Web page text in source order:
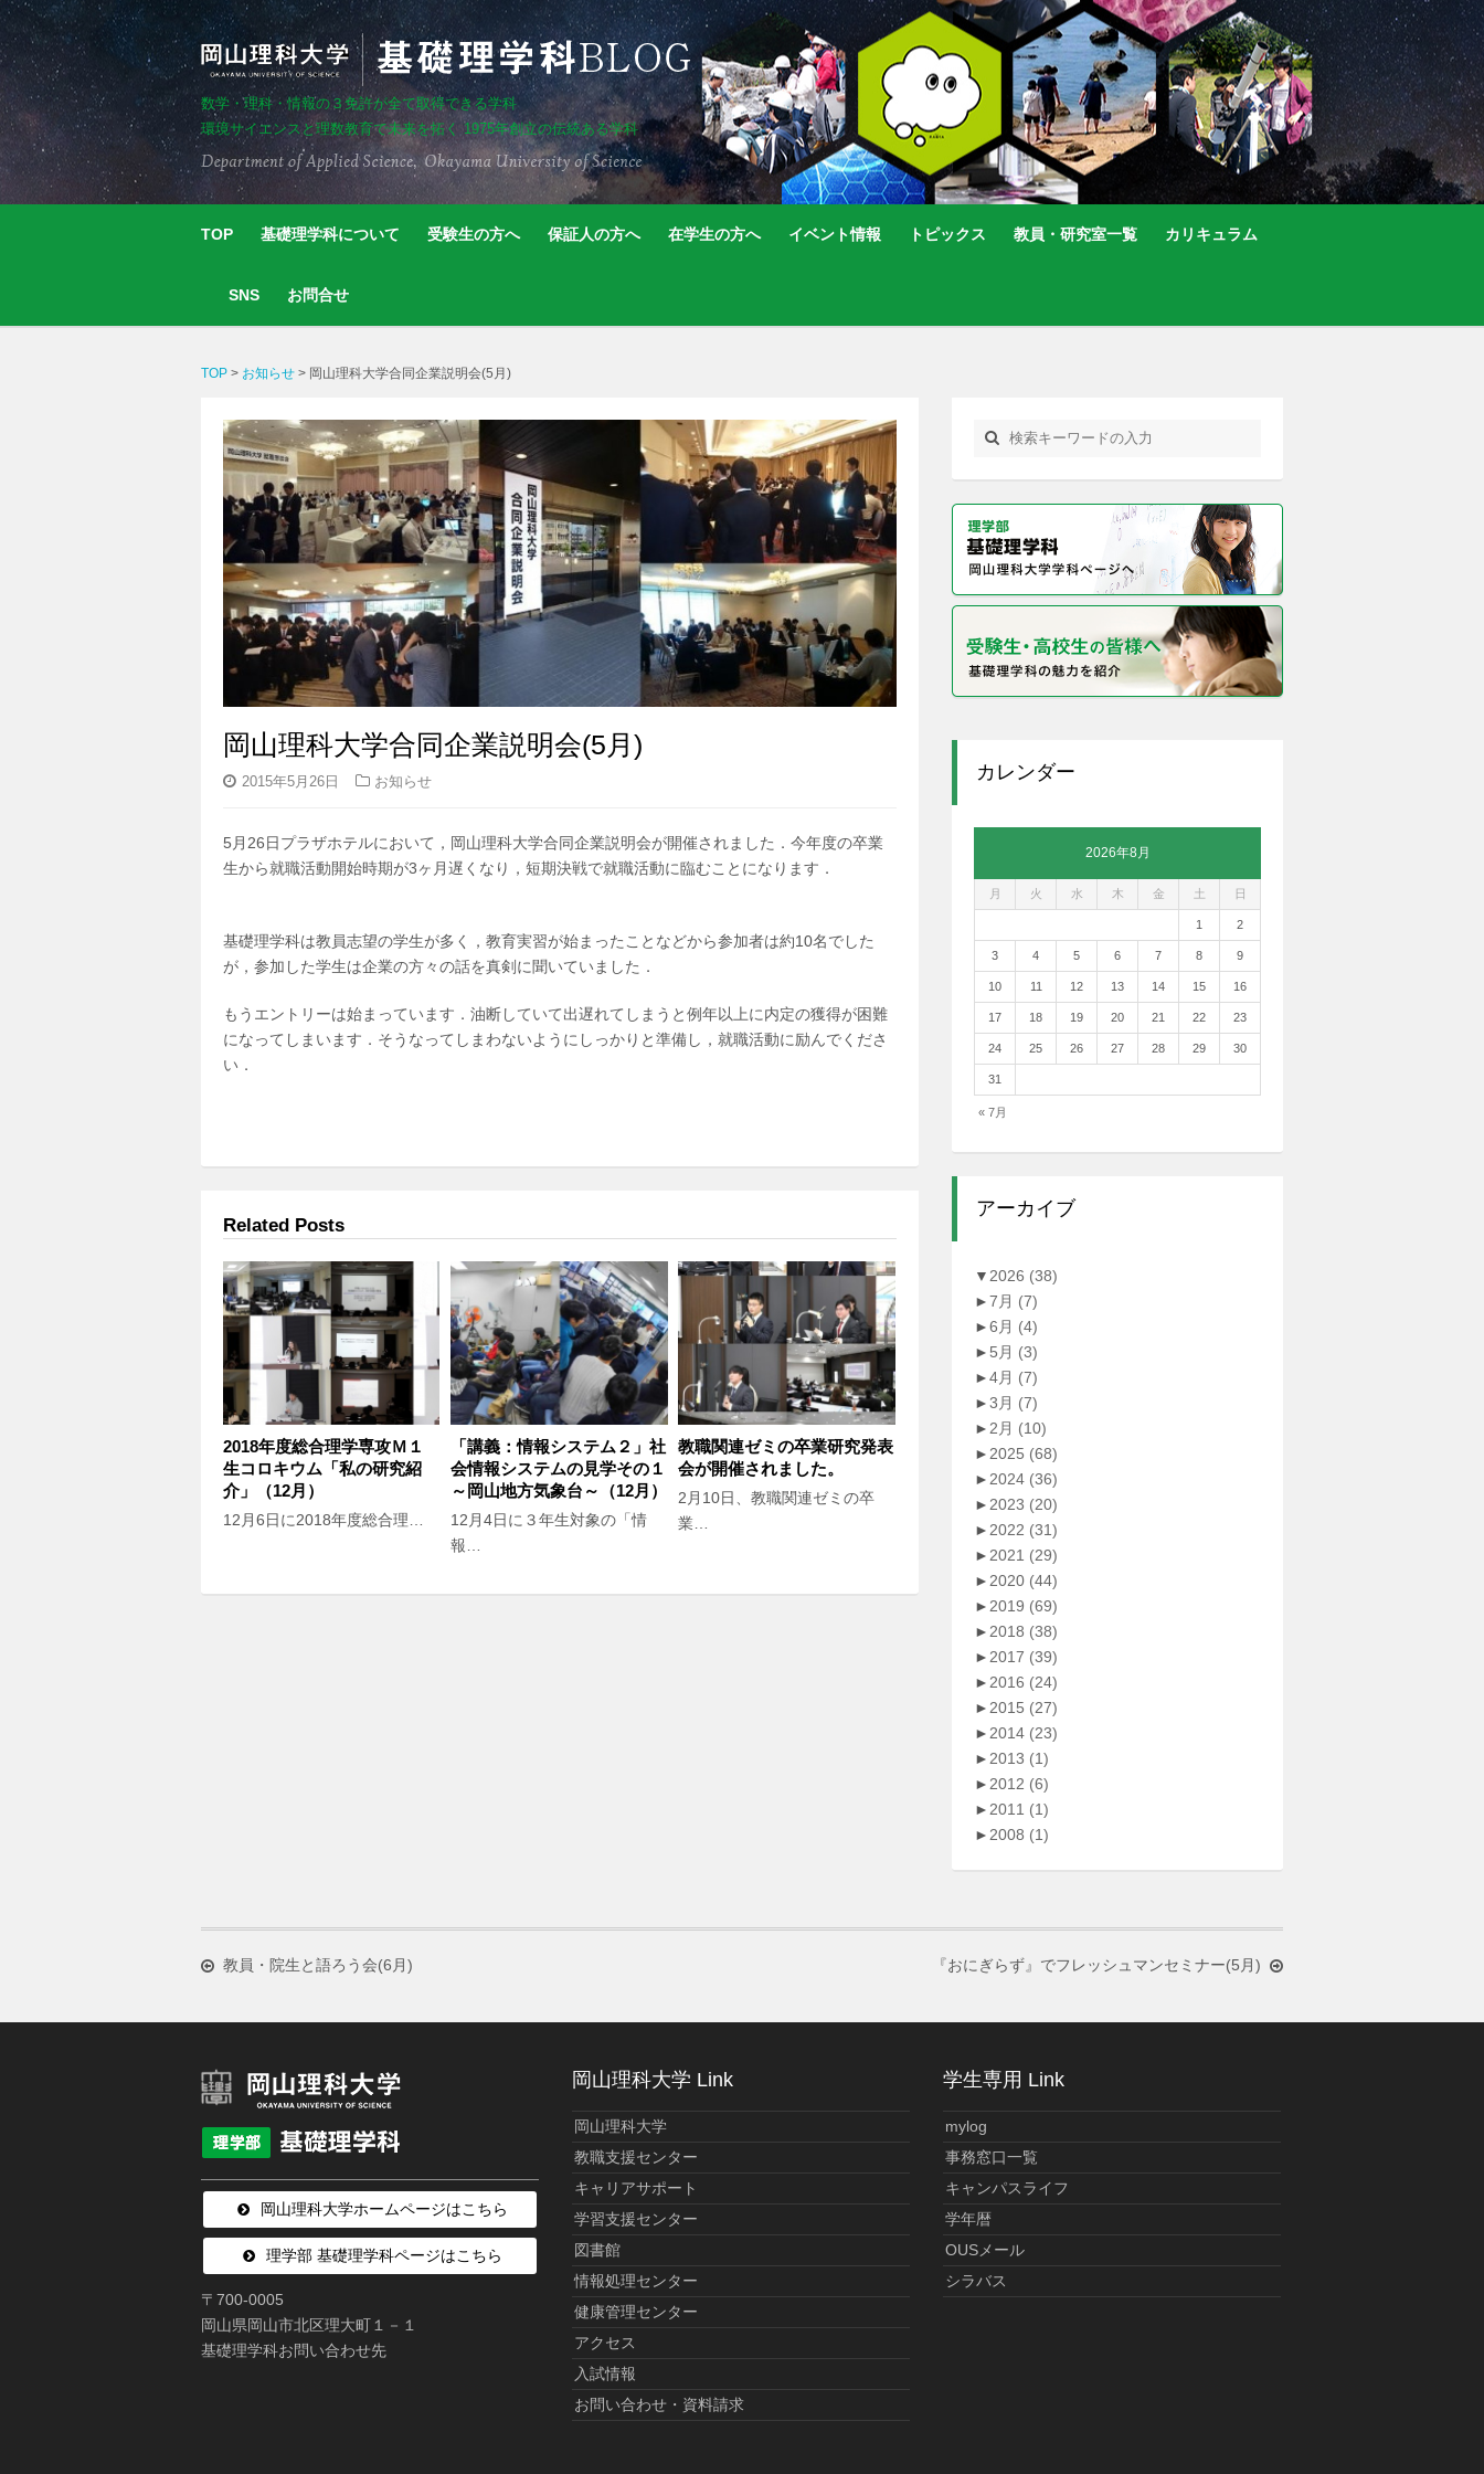
数学・理科・情報の３免許が全て取得できる学科
環境サイエンスと理数教育で未来を拓く 1975年創立の伝統ある学科
TOP 基礎理学科について 受験生の方へ 保証人の方へ 在学生の方へ イベント情報 トピックス 教員・研究室一覧 カリキュラム
SNS お問合せ
TOP > お知らせ > 岡山理科大学合同企業説明会(5月)
岡山理科大学合同企業説明会(5月)
2015年5月26日 お知らせ
5月26日プラザホテルにおいて，岡山理科大学合同企業説明会が開催されました．今年度の卒業
生から就職活動開始時期が3ヶ月遅くなり，短期決戦で就職活動に臨むことになります．
基礎理学科は教員志望の学生が多く，教育実習が始まったことなどから参加者は約10名でした
が，参加した学生は企業の方々の話を真剣に聞いていました．
もうエントリーは始まっています．油断していて出遅れてしまうと例年以上に内定の獲得が困難
になってしまいます．そうなってしまわないようにしっかりと準備し，就職活動に励んでくださ
い．
Related Posts
2018年度総合理学専攻Ｍ１
生コロキウム「私の研究紹
介」（12月）
12月6日に2018年度総合理…
「講義：情報システム２」社
会情報システムの見学その１
～岡山地方気象台～（12月）
12月4日に３年生対象の「情
報…
教職関連ゼミの卒業研究発表
会が開催されました。
2月10日、教職関連ゼミの卒
業…
カレンダー
2026年8月
月 火 水 木 金 土 日
« 7月
1 2
3 4 5 6 7 8 9
10 11 12 13 14 15 16
17 18 19 20 21 22 23
24 25 26 27 28 29 30
31
アーカイブ
▼ 2026 (38)
►7月 (7)
►6月 (4)
► 5月 (3)
►4月 (7)
►3月 (7)
► 2月 (10)
► 2025 (68)
► 2024 (36)
► 2023 (20)
► 2022 (31)
► 2021 (29)
► 2020 (44)
► 2019 (69)
► 2018 (38)
► 2017 (39)
► 2016 (24)
► 2015 (27)
► 2014 (23)
► 2013 (1)
► 2012 (6)
► 2011 (1)
► 2008 (1)
教員・院生と語ろう会(6月) 『おにぎらず』でフレッシュマンセミナー(5月)
岡山理科大学ホームページはこちら
理学部 基礎理学科ページはこちら
〒700-0005
岡山県岡山市北区理大町１－１
基礎理学科お問い合わせ先
岡山理科大学 Link
岡山理科大学
教職支援センター
キャリアサポート
学習支援センター
図書館
情報処理センター
健康管理センター
アクセス
入試情報
お問い合わせ・資料請求
学生専用 Link
mylog
事務窓口一覧
キャンパスライフ
学年暦
OUSメール
シラバス